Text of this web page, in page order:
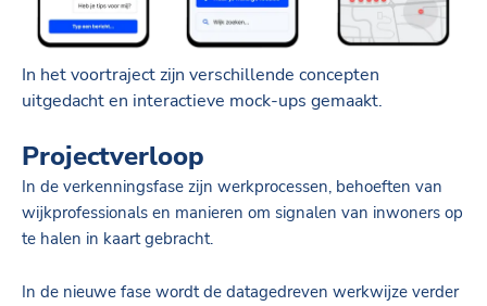
In het voortraject zijn verschillende concepten
uitgedacht en interactieve mock-ups gemaakt.
Projectverloop
In de verkenningsfase zijn werkprocessen, behoeften van
wijkprofessionals en manieren om signalen van inwoners op
te halen in kaart gebracht.
In de nieuwe fase wordt de datagedreven werkwijze verder